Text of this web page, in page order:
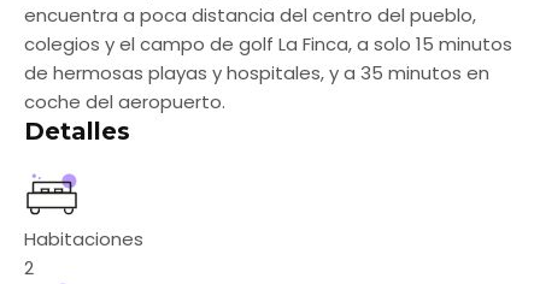
encuentra a poca distancia del centro del pueblo,
colegios y el campo de golf La Finca, a solo 15 minutos
de hermosas playas y hospitales, y a 35 minutos en
coche del aeropuerto.
Detalles
Habitaciones
2